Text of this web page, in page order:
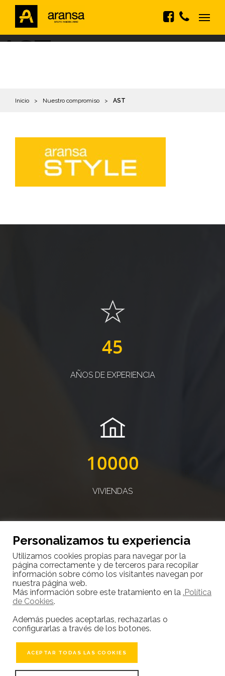
AST
Inicio > Nuestro compromiso > AST
45
AÑOS DE EXPERIENCIA
10000
VIVIENDAS
10000
Personalizamos tu experiencia
Utilizamos cookies propias para navegar por la
página correctamente y de terceros para recopilar
información sobre cómo los visitantes navegan por
nuestra página web.
Más información sobre este tratamiento en la .Política
de Cookies.
Además puedes aceptarlas, rechazarlas o
configurarlas a través de los botones.
ACEPTAR TODAS LAS COOKIES